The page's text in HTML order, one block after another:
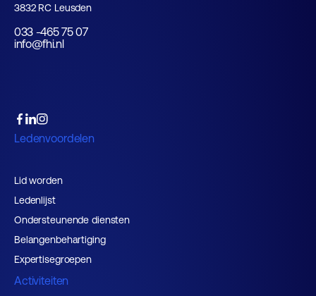
3832 RC Leusden
033 -465 75 07
info@fhi.nl
Ledenvoordelen
Lid worden
Ledenlijst
Ondersteunende diensten
Belangenbehartiging
Expertisegroepen
Activiteiten